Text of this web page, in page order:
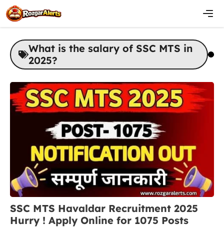
Skip
to
content
What is the salary of SSC MTS in
2025?
SSC MTS Havaldar Recruitment 2025
Hurry ! Apply Online for 1075 Posts